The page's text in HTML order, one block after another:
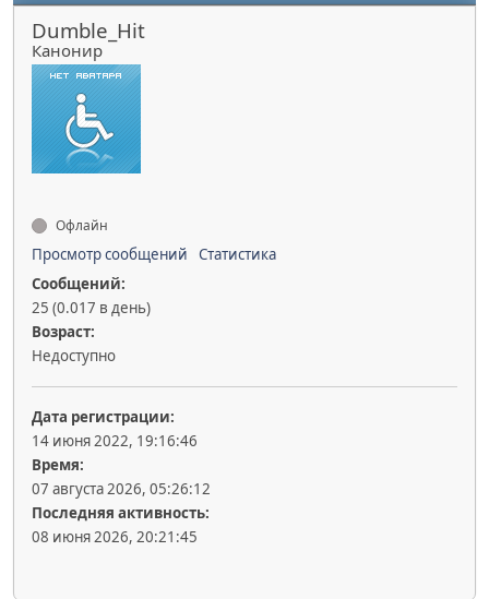
Dumble_Hit
Канонир
Офлайн
Просмотр сообщений
Статистика
Сообщений:
25 (0.017 в день)
Возраст:
Недоступно
Дата регистрации:
14 июня 2022, 19:16:46
Время:
07 августа 2026, 05:26:12
Последняя активность:
08 июня 2026, 20:21:45